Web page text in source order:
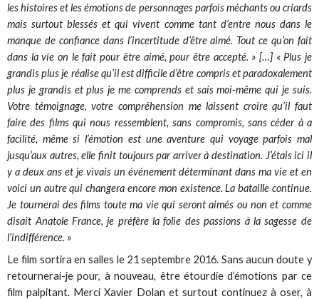
les histoires et les émotions de personnages parfois méchants ou criards
mais surtout blessés et qui vivent comme tant d’entre nous dans le
manque de confiance dans l’incertitude d’être aimé. Tout ce qu’on fait
dans la vie on le fait pour être aimé, pour être accepté. » […] « Plus je
grandis plus je réalise qu’il est difficile d’être compris et paradoxalement
plus je grandis et plus je me comprends et sais moi-même qui je suis.
Votre témoignage, votre compréhension me laissent croire qu’il faut
faire des films qui nous ressemblent, sans compromis, sans céder à a
facilité, même si l’émotion est une aventure qui voyage parfois mal
jusqu’aux autres, elle finit toujours par arriver à destination. J’étais ici il
y a deux ans et je vivais un événement déterminant dans ma vie et en
voici un autre qui changera encore mon existence. La bataille continue.
Je tournerai des films toute ma vie qui seront aimés ou non et comme
disait Anatole France, je préfère la folie des passions à la sagesse de
l’indifférence. »
Le film sortira en salles le 21 septembre 2016. Sans aucun doute y
retournerai-je pour, à nouveau, être étourdie d’émotions par ce
film palpitant. Merci Xavier Dolan et surtout continuez à oser, à